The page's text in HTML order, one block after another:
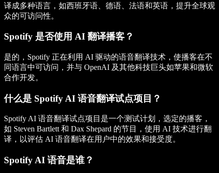
译成多种语言，如西班牙语、德语、法语和英语，提升全球观
众的可访问性。
Spotify 是否使用 AI 翻译播客？
是的，Spotify 正在利用 AI 驱动的语音翻译技术，使播客在不
同语言中可访问，并与 OpenAI 及其他科技巨头如苹果和微软
合作开发。
什么是 Spotify AI 语音翻译试点项目？
Spotify AI 语音翻译试点项目是一个测试计划，选定的播客，
如 Steven Bartlett 和 Dax Shepard 的节目，使用 AI 技术进行翻
译，以评估 AI 语音翻译在用户中的效果和接受度。
Spotify AI 语音是谁？